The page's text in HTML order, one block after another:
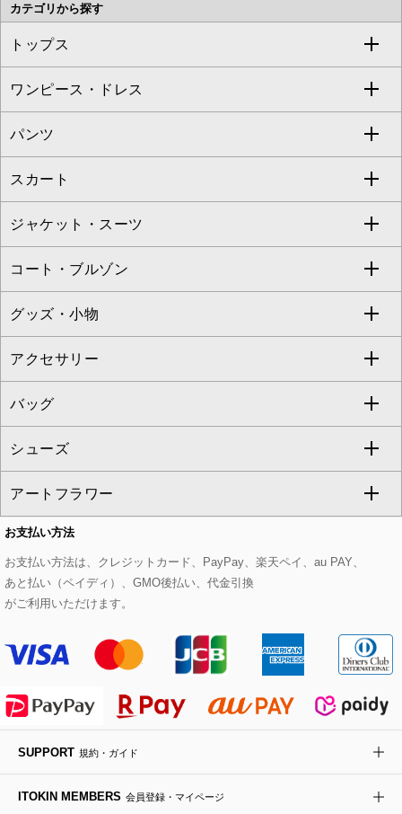
OFUON le MK
eur3
Maison de CINQ
MK MICHEL KLEIN BAG
HIROKO KOSHINO
MK MICHEL KLEIN HOMME
MK MICHEL KLEIN BAG
カテゴリから探す
トップス
すべてのトップス
カットソー・Tシャツ
ブラウス・シャツ
ニット・セーター
カーディガン
アンサンブルセット
ベスト・ジレ
パーカー
タンクトップ・キャミソール
スウェット・ジャージー
その他のトップス
ワンピース・ドレス
すべてのワンピース・ドレス
ワンピース
ドレス
チュニック
ジャンパースカート
その他のワンピース・ドレス
パンツ
すべてのパンツ
フルレングスパンツ
クロップド・半端丈パンツ
ガウチョ・ワイドパンツ
ハーフ・ショート丈パンツ
サロペット・オールインワン
その他のパンツ
スカート
すべてのスカート
ロング・マキシ丈スカート
ひざ丈スカート
ミモレ丈スカート
ショート・ミニ丈スカート
その他のスカート
ジャケット・スーツ
すべてのジャケット・スーツ
テーラードジャケット
ノーカラージャケット
セットアップ
セットアップジャケット
セットアップパンツ
セットアップスカート
セットアップワンピース
コート・ブルゾン
すべてのコート・ブルゾン
トレンチコート
ピーコート
ダッフルコート
チェスターコート
モッズコート
ステンカラーコート
ライダースジャケット
デニムジャケット
ダウンジャケット・コート
グッズ・小物
すべてのグッズ・小物
マスク
ストール・マフラー・スヌード
ベルト・サスペンダー
帽子
ヘアアクセサリー
ハンカチ・バンダナ
手袋
チャーム・ストラップ
アクセサリー
すべてのアクセサリー
ネックレス
ピアス・イヤリング
ブレスレット・バングル
ブローチ・コサージュ
バッグ
すべてのバッグ
トートバッグ
ショルダーバッグ
ボストンバッグ
バックパック・リュック
ボディバッグ・メッセンジャーバッグ
トラベルバッグ
シューズ
すべてのシューズ
パンプス
スニーカー
フラットシューズ
ローファー
ドレスシューズ
アートフラワー
すべてのアートフラワー
ローズ
カサブランカ・カラー
ラナンキュラス
ポプリアレンジ＆フレグランス
お支払い方法
お支払い方法は、クレジットカード、PayPay、楽天ペイ、au PAY、
あと払い（ペイディ）、GMO後払い、代金引換
がご利用いただけます。
SUPPORT 規約・ガイド
ITOKIN MEMBERS 会員登録・マイページ